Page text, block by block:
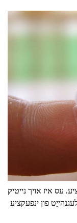
עס איז אויך נייטיק
פון ינפעקציע